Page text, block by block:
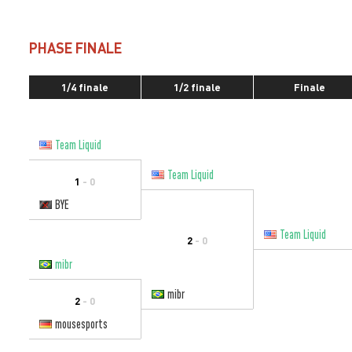
PHASE FINALE
1/4 finale 1/2 finale Finale
Team Liquid
1 - 0
Team Liquid
BYE
2 - 0
Team Liquid
mibr
2 - 0
mibr
mousesports